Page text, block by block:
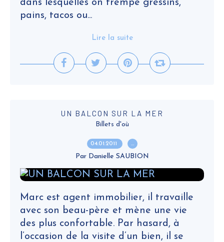
dans lesquelles on trempe gressins,
pains, tacos ou...
Lire la suite
UN BALCON SUR LA MER
Billets d'où
04.01.2011 …
Par Danielle SAUBION
Marc est agent immobilier, il travaille
avec son beau-père et mène une vie
des plus confortable. Par hasard, à
l’occasion de la visite d’un bien, il se